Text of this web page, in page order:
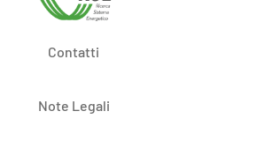
Contatti
Note Legali